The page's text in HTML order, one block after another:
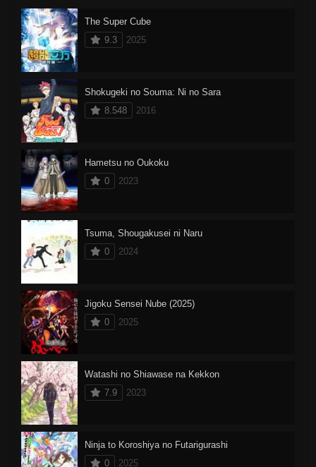
The Super Cube
9.3
2025
Shokugeki no Souma: Ni no Sara
8.548
2016
Hametsu no Oukoku
0
2023
Tsuma, Shougakusei ni Naru
0
2024
Jigoku Sensei Nube (2025)
0
2025
Watashi no Shiawase na Kekkon
7.9
2023
Ninja to Koroshiya no Futarigurashi
0
2025